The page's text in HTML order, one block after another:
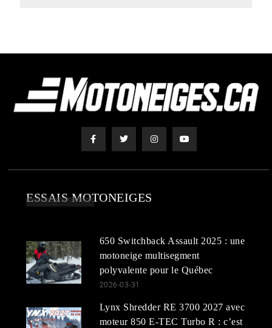
ESSAIS MOTONEIGES
650 Switchback Assault 2025 : une
motoneige multisegment
polyvalente pour le Québec
2026-03-31
Lynx Shredder RE 3700 2027 avec
moteur 850 E-TEC Turbo R : c’est